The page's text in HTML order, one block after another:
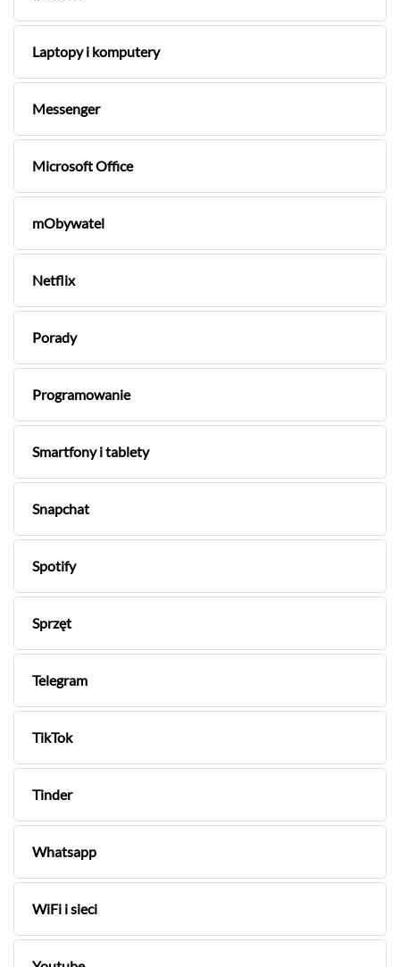
Laptopy i komputery
Messenger
Microsoft Office
mObywatel
Netflix
Porady
Programowanie
Smartfony i tablety
Snapchat
Spotify
Sprzęt
Telegram
TikTok
Tinder
Whatsapp
WiFi i sieci